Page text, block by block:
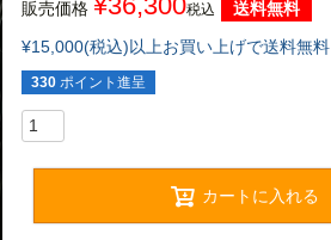
販売価格 税込
送料無料
¥15,000(税込)以上お買い上げで送料無料
330 ポイント進呈
カートに入れる